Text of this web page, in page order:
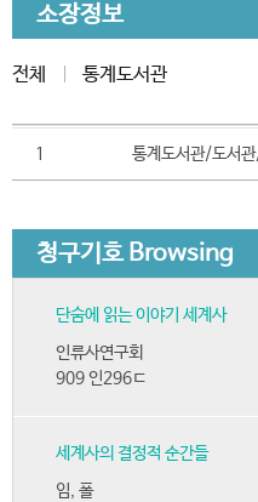
소장정보
전체 통계도서관
1 통계도서관/도서
청구기호 Browsing
단숨에 읽는 이야기 세계사
인류사연구회
909 인296ㄷ
세계사의 결정적 순간들
임, 폴